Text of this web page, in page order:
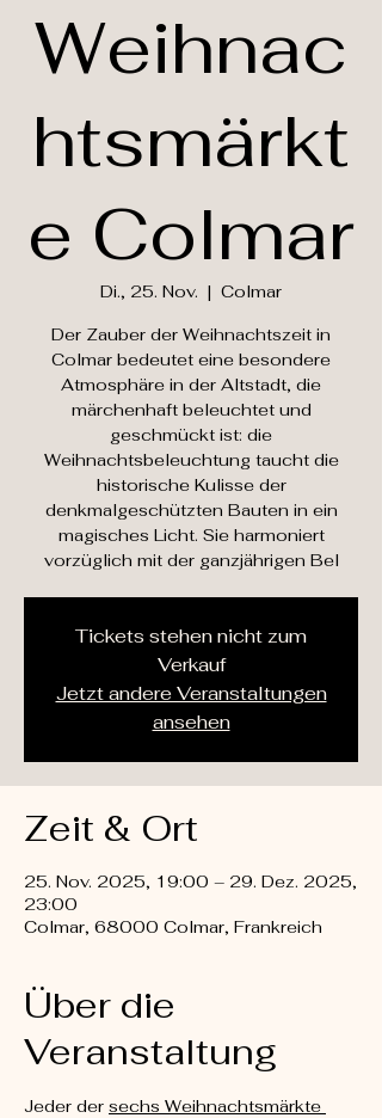
Weihnac
htsmärkt
e Colmar
Di., 25. Nov.
  |
Colmar
Der Zauber der Weihnachtszeit in
Colmar bedeutet eine besondere
Atmosphäre in der Altstadt, die
märchenhaft beleuchtet und
geschmückt ist: die
Weihnachtsbeleuchtung taucht die
historische Kulisse der
denkmalgeschützten Bauten in ein
magisches Licht. Sie harmoniert
vorzüglich mit der ganzjährigen Bel
Tickets stehen nicht zum
Verkauf
Jetzt andere Veranstaltungen
ansehen
Zeit & Ort
25. Nov. 2025, 19:00 – 29. Dez. 2025,
23:00
Colmar, 68000 Colmar, Frankreich
Über die
Veranstaltung
Jeder der sechs Weihnachtsmärkte